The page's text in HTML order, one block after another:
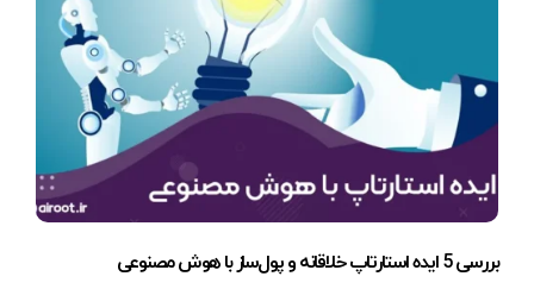
بررسی 5 ایده استارتاپ خلاقانه و پول‌ساز با هوش مصنوعی